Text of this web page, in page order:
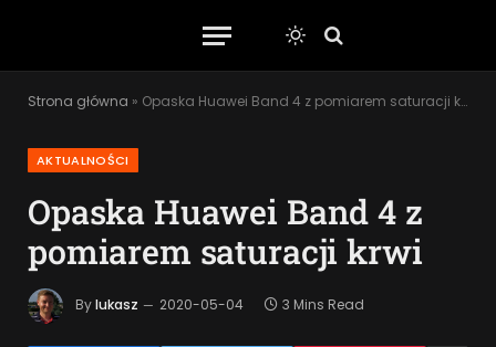
Strona główna » Opaska Huawei Band 4 z pomiarem saturacji krwi
AKTUALNOŚCI
Opaska Huawei Band 4 z
pomiarem saturacji krwi
Bylukasz 2020-05-04 3 Mins Read